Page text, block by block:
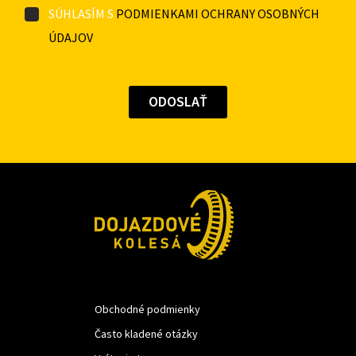
SÚHLASÍM S PODMIENKAMI OCHRANY OSOBNÝCH
ÚDAJOV
Obchodné podmienky
Často kladené otázky